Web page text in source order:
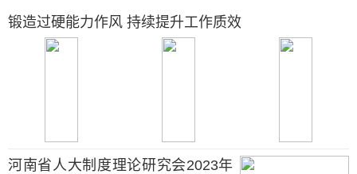
锻造过硬能力作风 持续提升工作质效
河南省人大制度理论研究会2023年